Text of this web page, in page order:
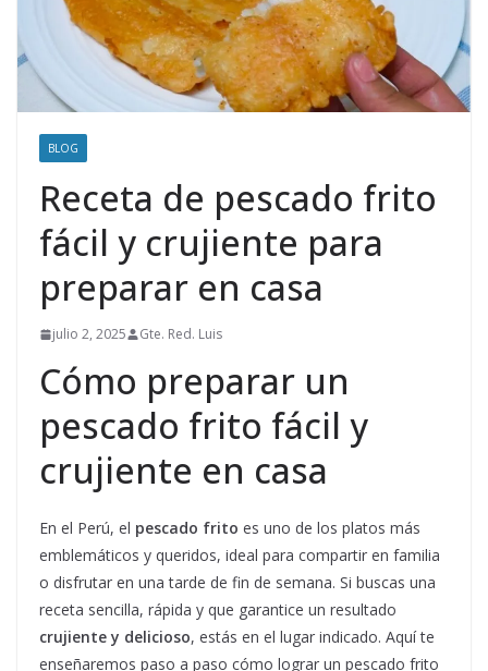
BLOG
Receta de pescado frito
fácil y crujiente para
preparar en casa
julio 2, 2025 Gte. Red. Luis
Cómo preparar un
pescado frito fácil y
crujiente en casa
En el Perú, el pescado frito es uno de los platos más
emblemáticos y queridos, ideal para compartir en familia
o disfrutar en una tarde de fin de semana. Si buscas una
receta sencilla, rápida y que garantice un resultado
crujiente y delicioso, estás en el lugar indicado. Aquí te
enseñaremos paso a paso cómo lograr un pescado frito